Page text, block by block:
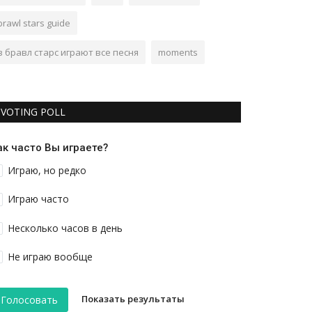
stars guide
бравл старс играют все песня moments
VOTING POLL
часто Вы играете?
Играю, но редко
Играю часто
Несколько часов в день
Не играю вообще
Голосовать Показать результаты